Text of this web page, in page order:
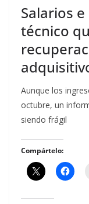
Salarios
técnico
Aunque los
octubre, un
siendo frágil
Compártelo: